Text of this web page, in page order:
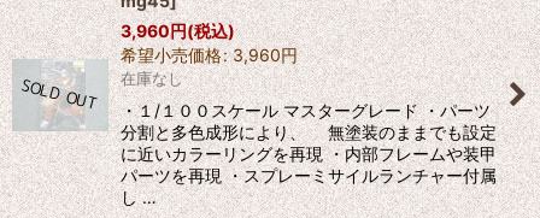
3,960円(税込)
希望小売価格: 3,960円
在庫なし
・１/１００スケール マスターグレード ・パーツ
分割と多色成形により、 無塗装のままでも設定
に近いカラーリングを再現 ・内部フレームや装甲
パーツを再現 ・スプレーミサイルランチャー付属
し …